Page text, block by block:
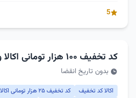
5
کد تخفیف ۱۰۰ هزار تومانی اکالا ویژه درگاه دیجی پی
بدون تاریخ انقضا
اکالا کد تخفیف
کد تخفیف ۲۵ هزار تومانی اکالا